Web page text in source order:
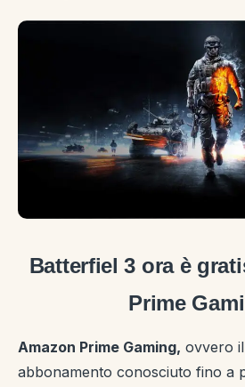
Batterfiel 3 ora è
Prime
Amazon Prime Gaming, ovvero
abbonamento conosciuto fino a